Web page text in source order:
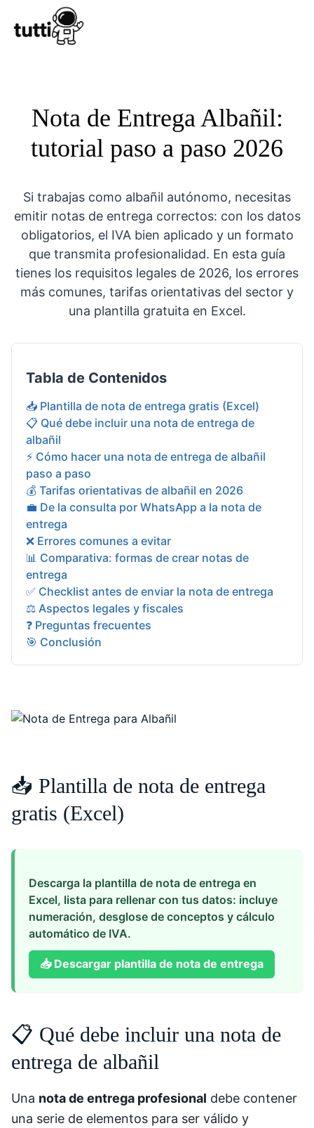
Nota de Entrega Albañil:
tutorial paso a paso 2026
Si trabajas como albañil autónomo, necesitas
emitir notas de entrega correctos: con los datos
obligatorios, el IVA bien aplicado y un formato
que transmita profesionalidad. En esta guía
tienes los requisitos legales de 2026, los errores
más comunes, tarifas orientativas del sector y
una plantilla gratuita en Excel.
Tabla de Contenidos
📥 Plantilla de nota de entrega gratis (Excel)
📋 Qué debe incluir una nota de entrega de
albañil
⚡ Cómo hacer una nota de entrega de albañil
paso a paso
💰 Tarifas orientativas de albañil en 2026
💼 De la consulta por WhatsApp a la nota de
entrega
❌ Errores comunes a evitar
📊 Comparativa: formas de crear notas de
entrega
✅ Checklist antes de enviar la nota de entrega
⚖️ Aspectos legales y fiscales
❓ Preguntas frecuentes
🎯 Conclusión
📥 Plantilla de nota de entrega
gratis (Excel)
Descarga la plantilla de nota de entrega en
Excel, lista para rellenar con tus datos: incluye
numeración, desglose de conceptos y cálculo
automático de IVA.
📥 Descargar plantilla de nota de entrega
📋 Qué debe incluir una nota de
entrega de albañil
Una nota de entrega profesional debe contener
una serie de elementos para ser válido y